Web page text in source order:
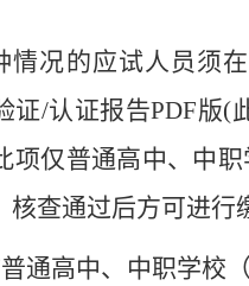
情况的应试人员须
证/认证报告PDF版(
项仅普通高中、中
核查通过后方可进行
通高中、中职学校